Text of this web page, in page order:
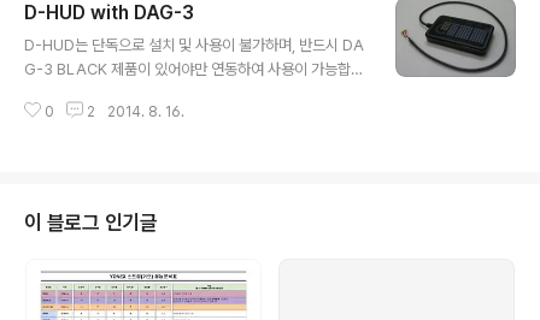
D-HUD with DAG-3
D-HUD는 단독으로 설치 및 사용이 불가하며, 반드시 DA
G-3 BLACK 제품이 있어야만 연동하여 사용이 가능합니
들을 수시로 확인하실 수 있습니다. ① 기어단수 ② 속력(D
AG-3 공구, 공구, 공동구매, 다그, 대그 HUD, 허드, HUD
공구, HUD 공동구매, 허드 공구, 허드 공동구매, D-HUD,
SPARK, AVEO, CRUZE, MALIBU, AL..
0 2 2014. 8. 16.
이 블로그 인기글